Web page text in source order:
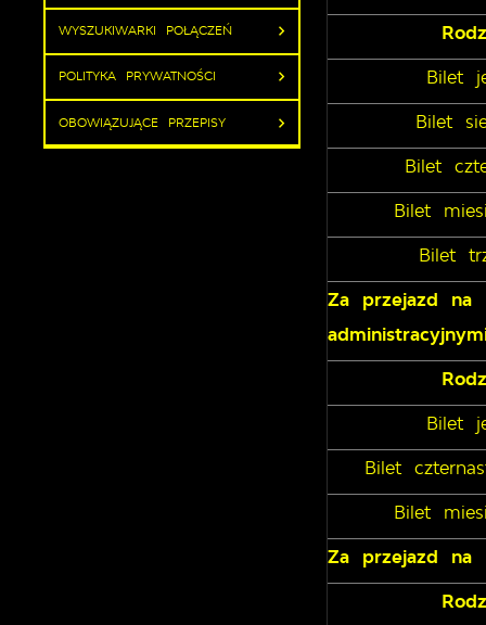
WYSZUKIWARKI POŁĄCZEŃ
POLITYKA PRYWATNOŚCI
OBOWIĄZUJĄCE PRZEPISY
Bilet
Bilet
Bilet
Bilet
Bilet
Za przejazd na
Bilet
Bilet
Bilet
Za przejazd na